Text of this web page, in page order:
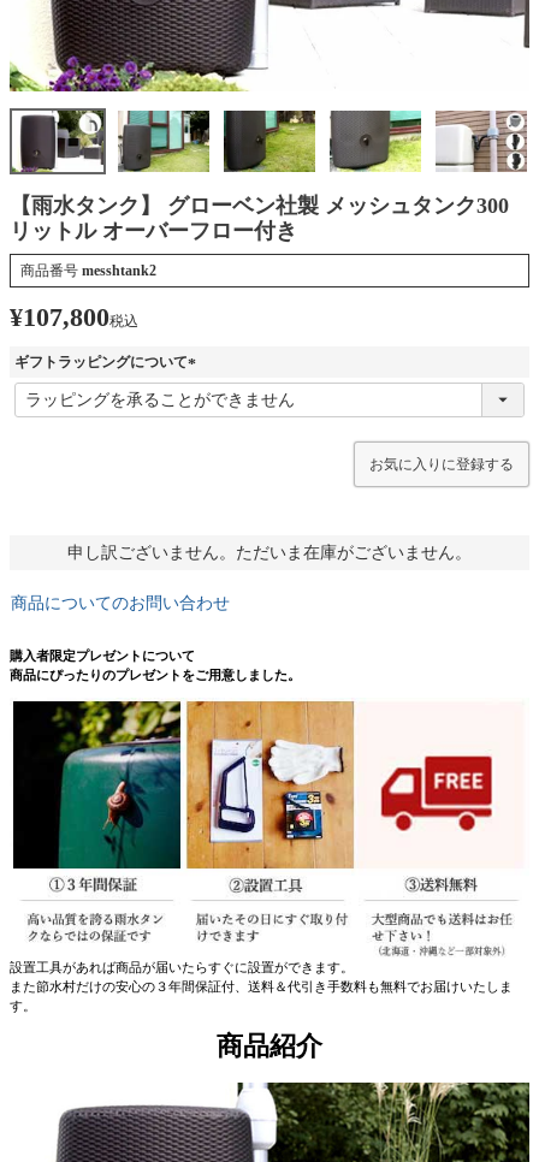
【雨水タンク】 グローベン社製 メッシュタンク300
リットル オーバーフロー付き
商品番号 messhtank2
¥107,800税込
ギフトラッピングについて
(
必
お気に入りに登録する
申し訳ございません。ただいま在庫がございません。
商品についてのお問い合わせ
購入者限定プレゼントについて
商品にぴったりのプレゼントをご用意しました。
設置工具があれば商品が届いたらすぐに設置ができます。
また節水村だけの安心の３年間保証付、送料＆代引き手数料も無料でお届けいたしま
す。
商品紹介